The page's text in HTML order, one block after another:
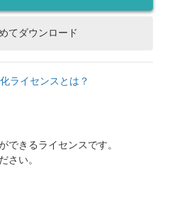
てダウンロード
ライセンスとは？
できるライセンスです。
さい。